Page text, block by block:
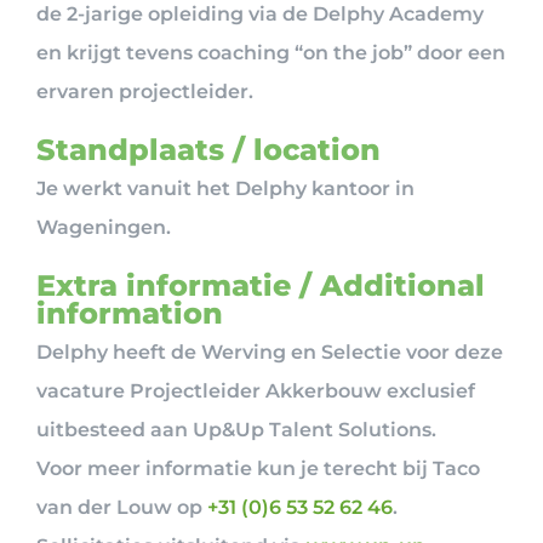
de 2-jarige opleiding via de Delphy Academy
en krijgt tevens coaching “on the job” door een
ervaren projectleider.
Standplaats / location
Je werkt vanuit het Delphy kantoor in
Wageningen.
Extra informatie / Additional
information
Delphy heeft de Werving en Selectie voor deze
vacature Projectleider Akkerbouw exclusief
uitbesteed aan Up&Up Talent Solutions.
Voor meer informatie kun je terecht bij Taco
van der Louw op +31 (0)6 53 52 62 46.